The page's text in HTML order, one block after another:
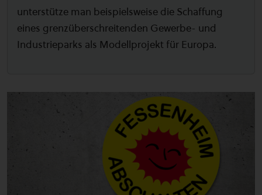
unterstütze man beispielsweise die Schaffung
eines grenzüberschreitenden Gewerbe- und
Industrieparks als Modellprojekt für Europa.